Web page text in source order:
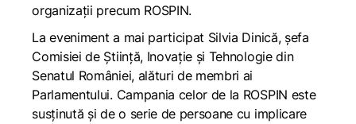
organizații precum ROSPIN.
La eveniment a mai participat Silvia Dinică, șefa
Comisiei de Știință, Inovație și Tehnologie din
Senatul României, alături de membri ai
Parlamentului. Campania celor de la ROSPIN este
susținută și de o serie de persoane cu implicare